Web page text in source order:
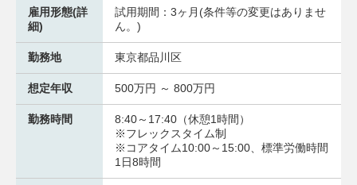
雇用形態(詳
細)
試用期間：3ヶ月(条件等の変更はありませ
ん。)
勤務地 東京都品川区
想定年収 500万円 ～ 800万円
勤務時間
8:40～17:40（休憩1時間）
※フレックスタイム制
※コアタイム10:00～15:00、標準労働時間
1日8時間